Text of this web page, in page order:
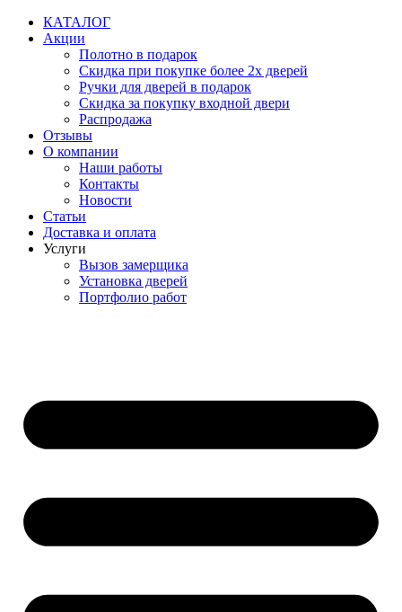
Перейти
содержимому
КАТАЛОГ
Акции
Полотно в подарок
Скидка при покупке более 2х дверей
Ручки для дверей в подарок
Скидка за покупку входной двери
Распродажа
Отзывы
О компании
Наши работы
Контакты
Новости
Статьи
Доставка и оплата
Услуги
Вызов замерщика
Установка дверей
Портфолио работ